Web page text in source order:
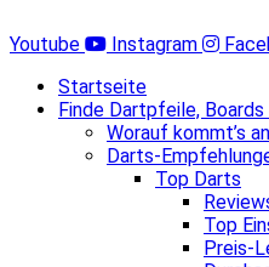
Inhalt
Youtube Instagram
Startseite
Finde Dartpfeile, Boards
Worauf kommt’s
Darts-
Top Darts
Top
Preis-